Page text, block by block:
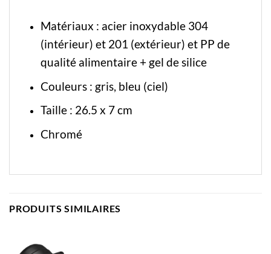
Matériaux : acier inoxydable 304
(intérieur) et 201 (extérieur) et PP de
qualité alimentaire + gel de silice
Couleurs : gris, bleu (ciel)
Taille : 26.5 x 7 cm
Chromé
PRODUITS SIMILAIRES